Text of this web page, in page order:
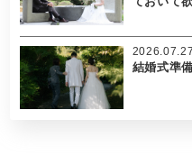
結婚式準
2026.07.27